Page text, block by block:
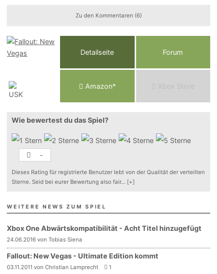
Zu den Kommentaren (6)
Detailseite Forum
Amazon* Xbox Store
Wie bewertest du das Spiel?
-
Dieses Rating für registrierte Benutzer lebt von der Qualität der verteilten
Sterne. Seid bei eurer Bewertung also fair... [+]
WEITERE NEWS ZUM SPIEL
Xbox One Abwärtskompatibilität - Acht Titel hinzugefügt
24.06.2016 von Tobias Siena
Fallout: New Vegas - Ultimate Edition kommt
03.11.2011 von Christian Lamprecht 1